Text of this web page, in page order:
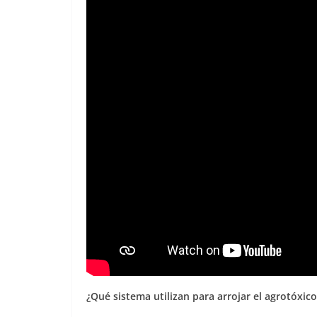
¿Qué sistema utilizan para arrojar el